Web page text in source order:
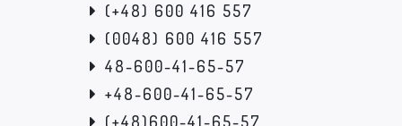
(+48) 600 416 557
(0048) 600 416 557
48-600-41-65-57
+48-600-41-65-57
(+48)600-41-65-57